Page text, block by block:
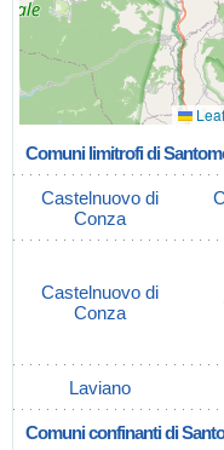
Comuni limitrofi di
Castelnuovo di
Conza
Castelnuovo di
Conza
Laviano
Comuni confinanti di